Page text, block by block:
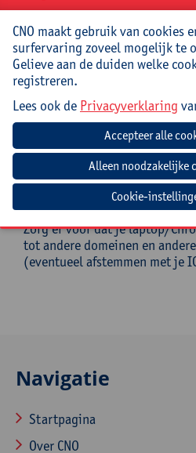
Doelgroep
(Zorg)leerkrachten,
directies/
onderwijs.
Voorkennis: je bent niet bang
met digitale middelen.
Mee te brengen
Een opgeladen laptop of
voedingskabel) en
Zorg er voor dat je laptop/
tot andere domeinen en
(eventueel afstemmen met je
Navigatie
Startpagina
Over CNO
CNO maakt gebruik van cookies
surfervaring zoveel mogelijk te
Gelieve aan de duiden welke
registreren.
Lees ook de Privacyverklaring
Cookie-